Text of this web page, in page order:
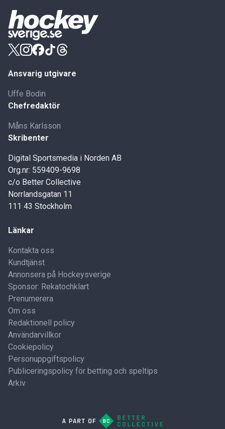
Ansvarig utgivare
Uffe Bodin
Chefredaktör
Måns Karlsson
Skribenter
Digital Sportsmedia i Norden AB
Org.nr: 559409-9698
c/o Better Collective
Norrlandsgatan 11
111 43 Stockholm
Länkar
Kontakta oss
Kundtjänst
Annonsera på Hockeysverige
Sponsor: Rekatochklart
Prenumerera
Om oss
Redaktionell policy
Användarvillkor
Cookiepolicy
Personuppgiftspolicy
Publiceringspolicy för betting och speltips
Arkiv